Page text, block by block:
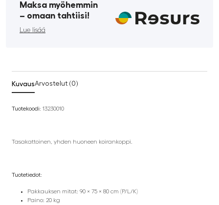
Maksa myöhemmin
­– omaan tahtiisi!
Lue lisää
KuvausArvostelut (0)
Tuotekoodi: 13230010
Tasakattoinen, yhden huoneen koirankoppi.
Tuotetiedot:
Pakkauksen mitat: 90 × 75 × 80 cm (P/L/K)
Paino: 20 kg